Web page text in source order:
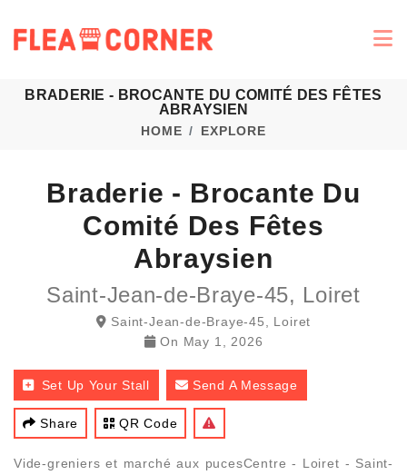
BRADERIE - BROCANTE DU COMITÉ DES FÊTES
ABRAYSIEN
HOME EXPLORE
Braderie - Brocante Du
Comité Des Fêtes
Abraysien
Saint-Jean-de-Braye-45, Loiret
Saint-Jean-de-Braye-45, Loiret
On May 1, 2026
Set Up Your Stall Send A Message
Share QR Code
Vide-greniers et marché aux pucesCentre - Loiret - Saint-